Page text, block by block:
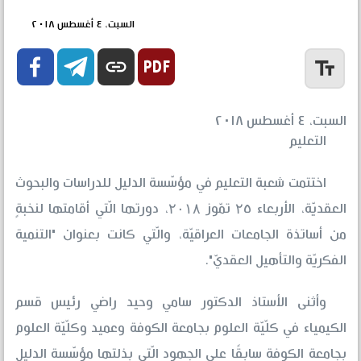
السبت، ٤ أغسطس ٢٠١٨
  link text_fields
السبت، ٤ أغسطس ٢٠١٨
التعليم
اختتمت شعبة التعليم في مؤسّسة الدليل للدراسات والبحوث
العقديّة، الأربعاء ۲٥ تمّوز ۲۰۱۸
، دورتها الّتي أقامتها لنخبةٍ
من أساتذة الجامعات العراقيّة، والّتي كانت بعنوان "التنمية
الفكريّة والتأهيل العقديّ".
وأثنى الأستاذ الدكتور سامي وحيد راضي رئيس قسم
الكيمياء في كلّيّة العلوم بجامعة الكوفة وعميد وكلّيّة العلوم
بجامعة الكوفة سابقًا على الجهود الّتي بذلتها مؤسّسة الدليل